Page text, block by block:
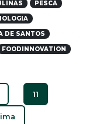
PESCA
DE SANTOS
FOODINNOVATION
11